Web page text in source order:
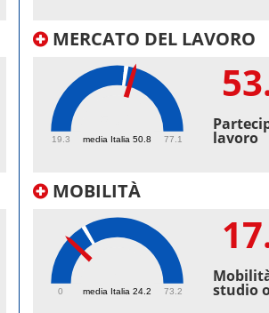
MERCATO DEL LAVORO
media Italia 50.8
19.3 77.1 lavoro
MOBILITÀ
media Italia 24.2
0 73.2 studio